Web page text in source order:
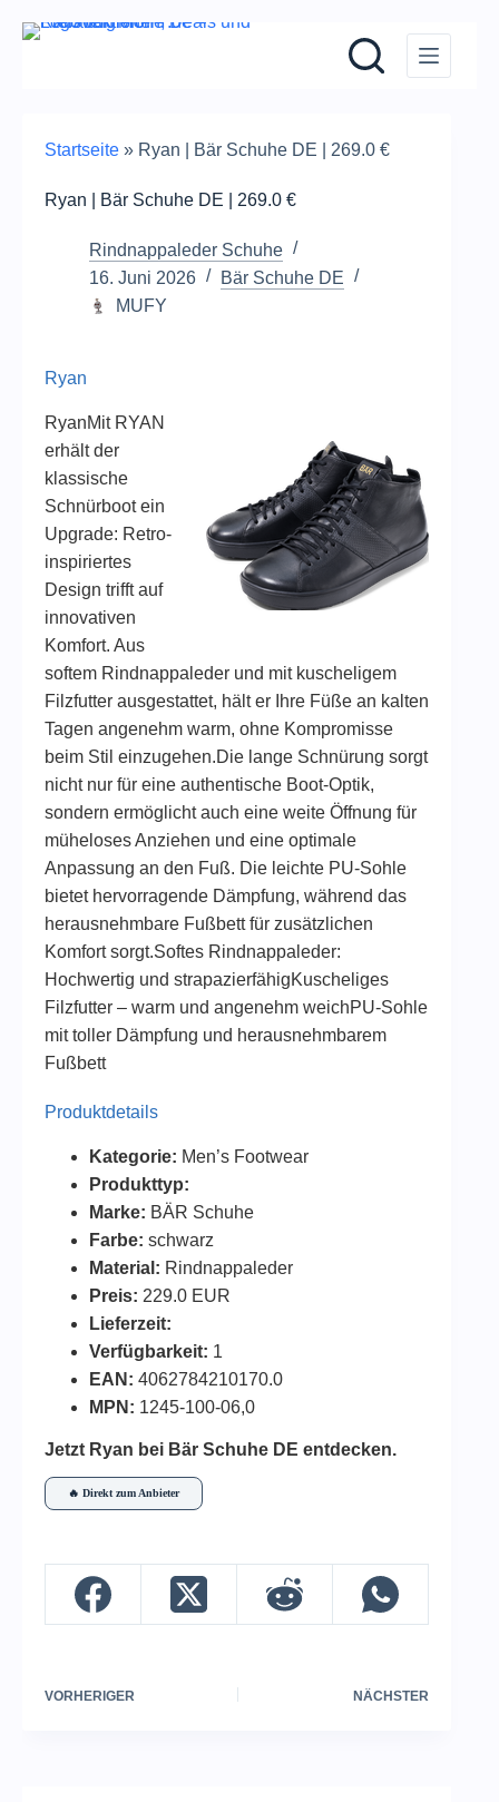
Zum
Startseite » Ryan | Bär Schuhe DE | 269.0 €
Ryan | Bär Schuhe DE | 269.0 €
Rindnappaleder Schuhe
16. Juni 2026
Bär Schuhe DE
MUFY
Ryan
RyanMit RYAN
erhält der
klassische
Schnürboot ein
Upgrade: Retro-
inspiriertes
Design trifft auf
innovativen
Komfort. Aus
softem Rindnappaleder und mit kuscheligem
Filzfutter ausgestattet, hält er Ihre Füße an kalten
Tagen angenehm warm, ohne Kompromisse
beim Stil einzugehen.Die lange Schnürung sorgt
nicht nur für eine authentische Boot-Optik,
sondern ermöglicht auch eine weite Öffnung für
müheloses Anziehen und eine optimale
Anpassung an den Fuß. Die leichte PU-Sohle
bietet hervorragende Dämpfung, während das
herausnehmbare Fußbett für zusätzlichen
Komfort sorgt.Softes Rindnappaleder:
Hochwertig und strapazierfähigKuscheliges
Filzfutter – warm und angenehm weichPU-Sohle
mit toller Dämpfung und herausnehmbarem
Fußbett
Produktdetails
Kategorie: Men’s Footwear
Produkttyp:
Marke: BÄR Schuhe
Farbe: schwarz
Material: Rindnappaleder
Preis: 229.0 EUR
Lieferzeit:
Verfügbarkeit: 1
EAN: 4062784210170.0
MPN: 1245-100-06,0
Jetzt Ryan bei Bär Schuhe DE entdecken.
🔥 Direkt zum Anbieter
VORHERIGER NÄCHSTER